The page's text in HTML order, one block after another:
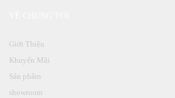
Giới Thiệu
Khuyến Mãi
Sản phẩm
showroom